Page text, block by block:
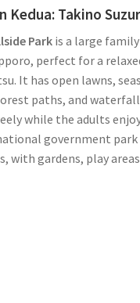
Kedua: Takino
Park is a large
perfect for a
It has open lawns,
paths, and
while the adults
government park
with gardens, play